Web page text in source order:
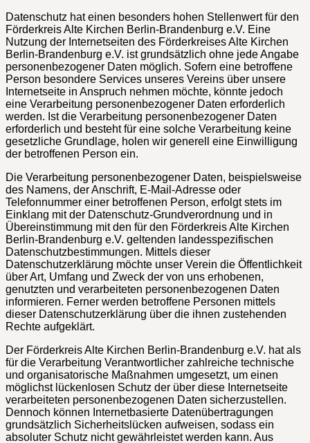
Datenschutz hat einen besonders hohen Stellenwert für den
Förderkreis Alte Kirchen Berlin-Brandenburg e.V. Eine
Nutzung der Internetseiten des Förderkreises Alte Kirchen
Berlin-Brandenburg e.V. ist grundsätzlich ohne jede Angabe
personenbezogener Daten möglich. Sofern eine betroffene
Person besondere Services unseres Vereins über unsere
Internetseite in Anspruch nehmen möchte, könnte jedoch
eine Verarbeitung personenbezogener Daten erforderlich
werden. Ist die Verarbeitung personenbezogener Daten
erforderlich und besteht für eine solche Verarbeitung keine
gesetzliche Grundlage, holen wir generell eine Einwilligung
der betroffenen Person ein.
Die Verarbeitung personenbezogener Daten, beispielsweise
des Namens, der Anschrift, E-Mail-Adresse oder
Telefonnummer einer betroffenen Person, erfolgt stets im
Einklang mit der Datenschutz-Grundverordnung und in
Übereinstimmung mit den für den Förderkreis Alte Kirchen
Berlin-Brandenburg e.V. geltenden landesspezifischen
Datenschutzbestimmungen. Mittels dieser
Datenschutzerklärung möchte unser Verein die Öffentlichkeit
über Art, Umfang und Zweck der von uns erhobenen,
genutzten und verarbeiteten personenbezogenen Daten
informieren. Ferner werden betroffene Personen mittels
dieser Datenschutzerklärung über die ihnen zustehenden
Rechte aufgeklärt.
Der Förderkreis Alte Kirchen Berlin-Brandenburg e.V. hat als
für die Verarbeitung Verantwortlicher zahlreiche technische
und organisatorische Maßnahmen umgesetzt, um einen
möglichst lückenlosen Schutz der über diese Internetseite
verarbeiteten personenbezogenen Daten sicherzustellen.
Dennoch können Internetbasierte Datenübertragungen
grundsätzlich Sicherheitslücken aufweisen, sodass ein
absoluter Schutz nicht gewährleistet werden kann. Aus